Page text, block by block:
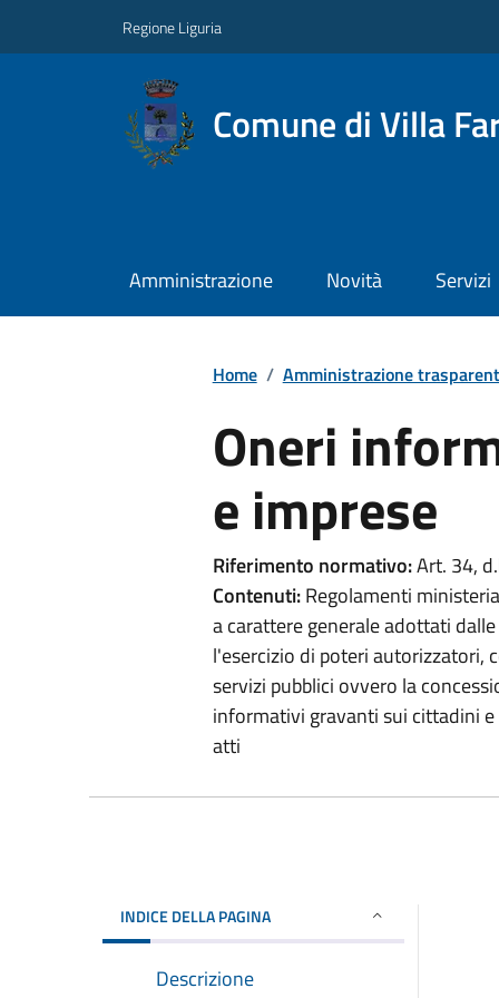
Regione Liguria
Comune di Villa
Amministrazione Novità Servizi
Home / Amministrazione
Oneri
e imprese
Riferimento normativo:Art. 34,
Contenuti:Regolamenti
a carattere generale adottati
l'esercizio di poteri autorizzatori,
servizi pubblici ovvero la
informativi gravanti sui cittadini
atti
INDICE DELLA PAGINA
Descrizione